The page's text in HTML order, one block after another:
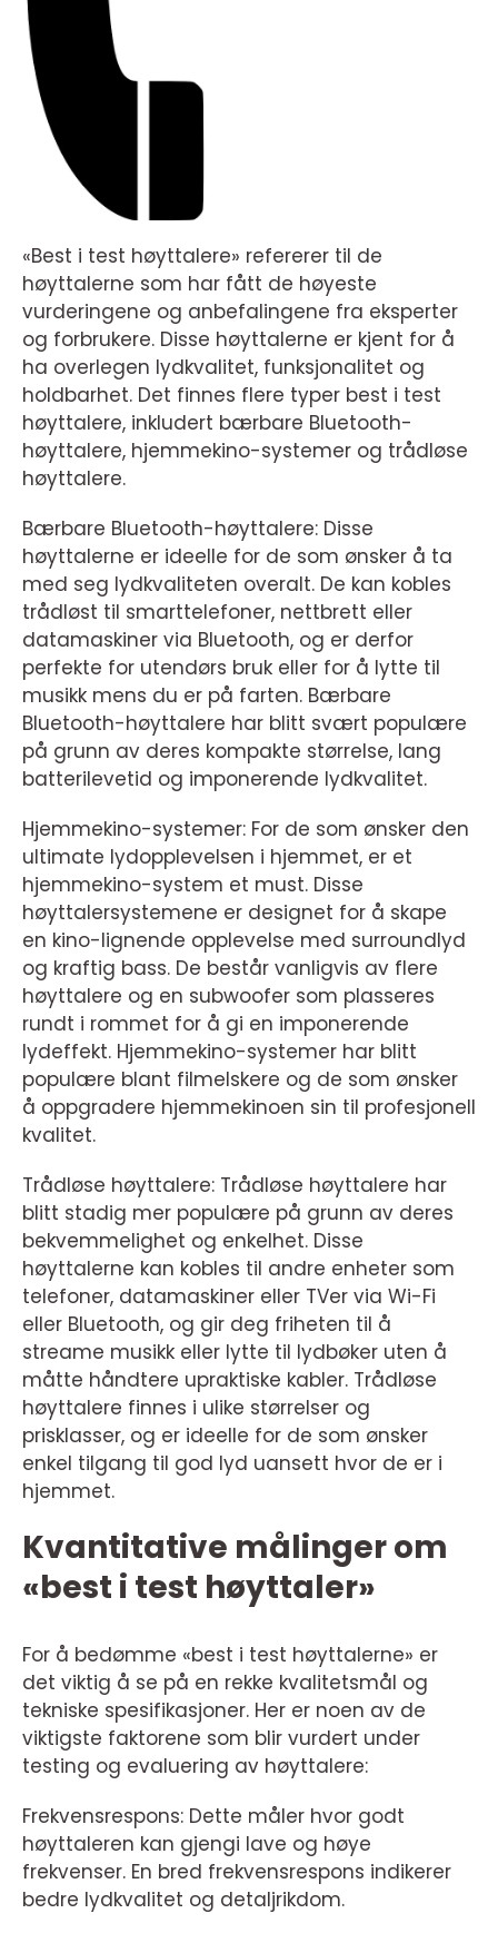
«Best i test høyttalere» refererer til de
høyttalerne som har fått de høyeste
vurderingene og anbefalingene fra eksperter
og forbrukere. Disse høyttalerne er kjent for å
ha overlegen lydkvalitet, funksjonalitet og
holdbarhet. Det finnes flere typer best i test
høyttalere, inkludert bærbare Bluetooth-
høyttalere, hjemmekino-systemer og trådløse
høyttalere.
Bærbare Bluetooth-høyttalere: Disse
høyttalerne er ideelle for de som ønsker å ta
med seg lydkvaliteten overalt. De kan kobles
trådløst til smarttelefoner, nettbrett eller
datamaskiner via Bluetooth, og er derfor
perfekte for utendørs bruk eller for å lytte til
musikk mens du er på farten. Bærbare
Bluetooth-høyttalere har blitt svært populære
på grunn av deres kompakte størrelse, lang
batterilevetid og imponerende lydkvalitet.
Hjemmekino-systemer: For de som ønsker den
ultimate lydopplevelsen i hjemmet, er et
hjemmekino-system et must. Disse
høyttalersystemene er designet for å skape
en kino-lignende opplevelse med surroundlyd
og kraftig bass. De består vanligvis av flere
høyttalere og en subwoofer som plasseres
rundt i rommet for å gi en imponerende
lydeffekt. Hjemmekino-systemer har blitt
populære blant filmelskere og de som ønsker
å oppgradere hjemmekinoen sin til profesjonell
kvalitet.
Trådløse høyttalere: Trådløse høyttalere har
blitt stadig mer populære på grunn av deres
bekvemmelighet og enkelhet. Disse
høyttalerne kan kobles til andre enheter som
telefoner, datamaskiner eller TVer via Wi-Fi
eller Bluetooth, og gir deg friheten til å
streame musikk eller lytte til lydbøker uten å
måtte håndtere upraktiske kabler. Trådløse
høyttalere finnes i ulike størrelser og
prisklasser, og er ideelle for de som ønsker
enkel tilgang til god lyd uansett hvor de er i
hjemmet.
Kvantitative målinger om
«best i test høyttaler»
For å bedømme «best i test høyttalerne» er
det viktig å se på en rekke kvalitetsmål og
tekniske spesifikasjoner. Her er noen av de
viktigste faktorene som blir vurdert under
testing og evaluering av høyttalere:
Frekvensrespons: Dette måler hvor godt
høyttaleren kan gjengi lave og høye
frekvenser. En bred frekvensrespons indikerer
bedre lydkvalitet og detaljrikdom.